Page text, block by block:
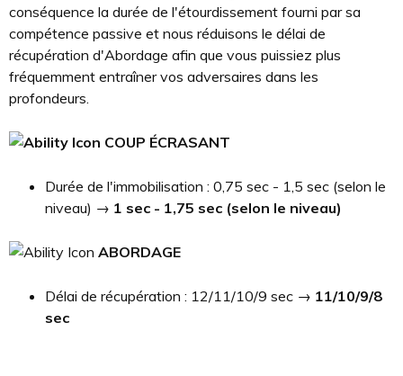
conséquence la durée de l'étourdissement fourni par sa
compétence passive et nous réduisons le délai de
récupération d'Abordage afin que vous puissiez plus
fréquemment entraîner vos adversaires dans les
profondeurs.
COUP ÉCRASANT
Durée de l'immobilisation : 0,75 sec - 1,5 sec (selon le
niveau) → 1 sec - 1,75 sec (selon le niveau)
ABORDAGE
Délai de récupération : 12/11/10/9 sec → 11/10/9/8
sec